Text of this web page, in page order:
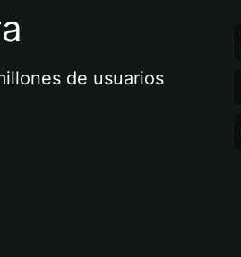
de usuarios